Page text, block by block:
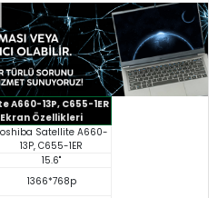
A660-13P, C655-1ER
Özellikleri
Satellite A660-
13P, C655-1ER
15.6"
1366*768p